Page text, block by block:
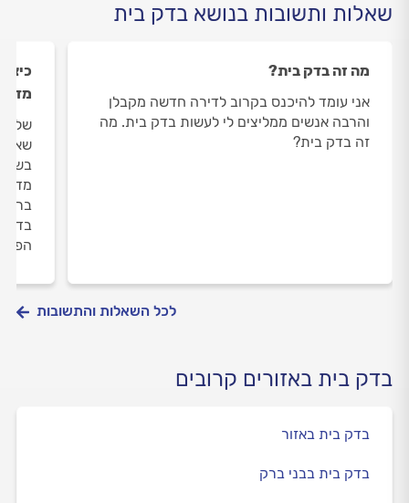
שאלות ותשובות בנושא בדק בית
מה זה בדק בית?
אני עומד להיכנס בקרוב לדירה חדשה מקבלן
והרבה אנשים ממליצים לי לעשות בדק בית. מה
זה בדק בית?
לכל השאלות והתשובות
בדק בית באזורים קרובים
בדק בית באזור
בדק בית בבני ברק